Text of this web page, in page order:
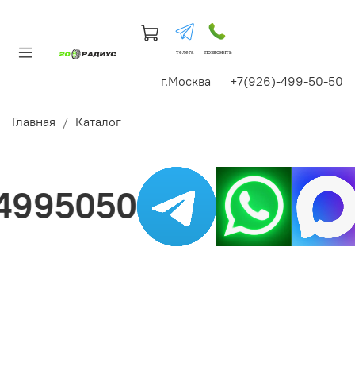
телега позвонить
г.Москва +7(926)-499-50-50
Главная Каталог